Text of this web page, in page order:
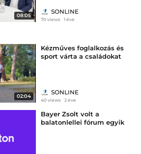
08:05
SONLINE
70 views 1 éve
02:04
Kézműves foglalkozás és
sport várta a családokat
SONLINE
40 views 2 éve
Bayer Zsolt volt a
balatonlellei fórum egyik